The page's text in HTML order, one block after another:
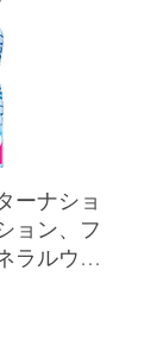
ーナショ
ョン、フ
ラルウォ